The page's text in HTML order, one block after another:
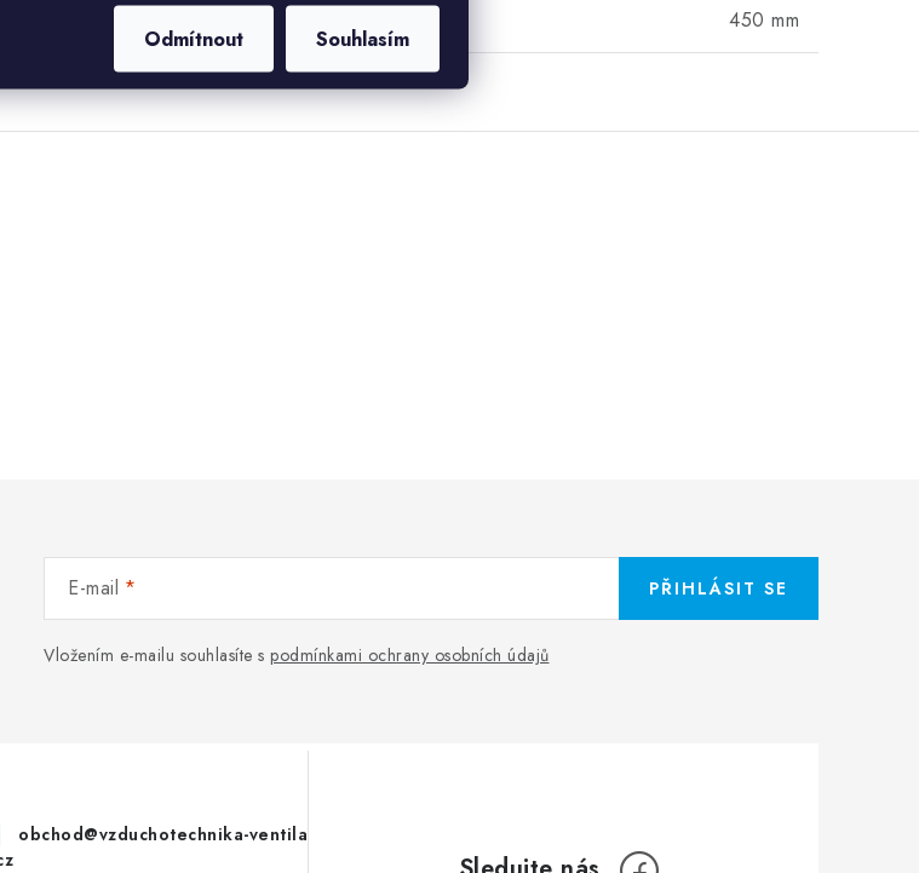
Odmítnout Souhlasím
Průměr 450 mm
E-mail
Vložením e-mailu souhlasíte s podmínkami ochrany osobních údajů
PŘIHLÁSIT SE
obchod@vzduchotechnika-ventila